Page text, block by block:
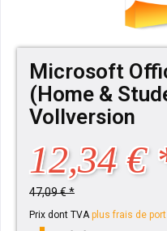
Microsoft
(Home &
Vollversion
12,34 €
47,09 € *
Prix dont TVAplus frais de port